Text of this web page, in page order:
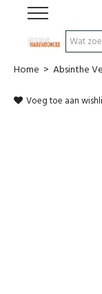
Wijnen
Home > Absinthe
Voeg toe aan